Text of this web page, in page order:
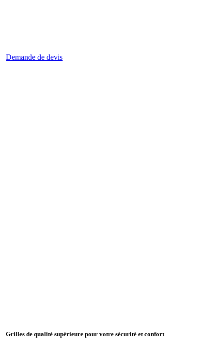
Demande de devis
Grilles de qualité supérieure pour votre sécurité et confort